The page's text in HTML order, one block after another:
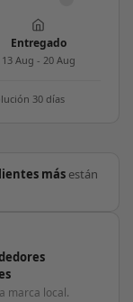
Entregado
13 Aug - 20 Aug
30 días
más están
marca local.